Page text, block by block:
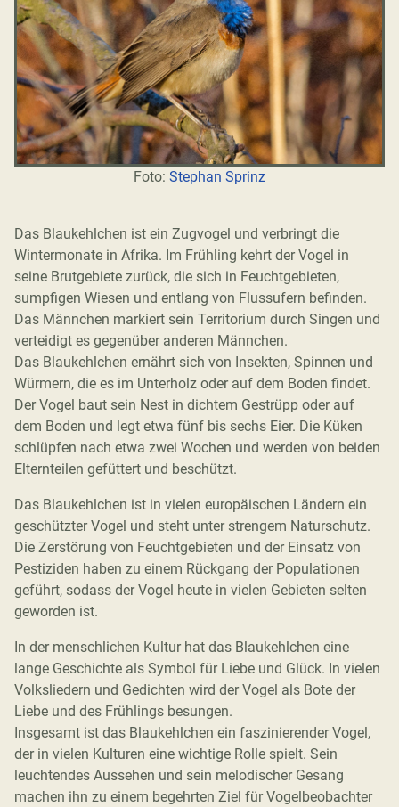
Foto: Stephan Sprinz
Das Blaukehlchen ist ein Zugvogel und verbringt die
Wintermonate in Afrika. Im Frühling kehrt der Vogel in
seine Brutgebiete zurück, die sich in Feuchtgebieten,
sumpfigen Wiesen und entlang von Flussufern befinden.
Das Männchen markiert sein Territorium durch Singen und
verteidigt es gegenüber anderen Männchen.
Das Blaukehlchen ernährt sich von Insekten, Spinnen und
Würmern, die es im Unterholz oder auf dem Boden findet.
Der Vogel baut sein Nest in dichtem Gestrüpp oder auf
dem Boden und legt etwa fünf bis sechs Eier. Die Küken
schlüpfen nach etwa zwei Wochen und werden von beiden
Elternteilen gefüttert und beschützt.
Das Blaukehlchen ist in vielen europäischen Ländern ein
geschützter Vogel und steht unter strengem Naturschutz.
Die Zerstörung von Feuchtgebieten und der Einsatz von
Pestiziden haben zu einem Rückgang der Populationen
geführt, sodass der Vogel heute in vielen Gebieten selten
geworden ist.
In der menschlichen Kultur hat das Blaukehlchen eine
lange Geschichte als Symbol für Liebe und Glück. In vielen
Volksliedern und Gedichten wird der Vogel als Bote der
Liebe und des Frühlings besungen.
Insgesamt ist das Blaukehlchen ein faszinierender Vogel,
der in vielen Kulturen eine wichtige Rolle spielt. Sein
leuchtendes Aussehen und sein melodischer Gesang
machen ihn zu einem begehrten Ziel für Vogelbeobachter